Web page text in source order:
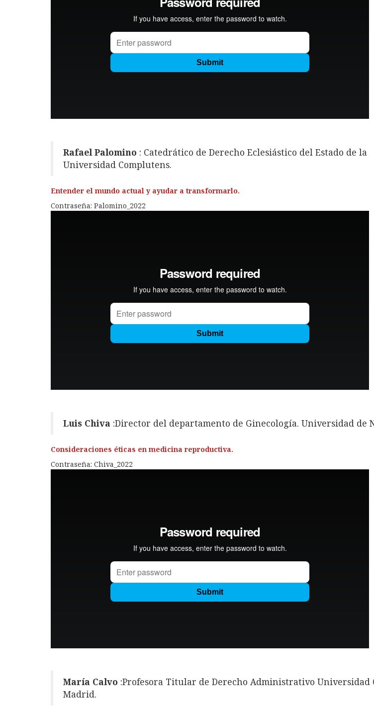
Rafael Palomino : Catedrático de Derecho Eclesiástico del Estado de la
Universidad Complutens.
Entender el mundo actual y ayudar a transformarlo.
Contraseña: Palomino_2022
Luis Chiva :Director del departamento de Ginecología. Universidad de
Consideraciones éticas en medicina reproductiva.
Contraseña: Chiva_2022
María Calvo :Profesora Titular de Derecho Administrativo Universidad
Madrid.